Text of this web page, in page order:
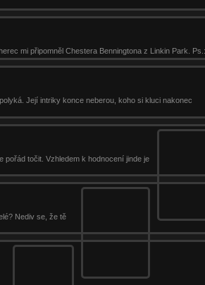
mi připomněl Chestera Benningtona z Linkin Park.
Její intriky konce neberou, koho si kluci nakonec
točit. Vzhledem k hodnocení jinde je
Nediv se, že tě